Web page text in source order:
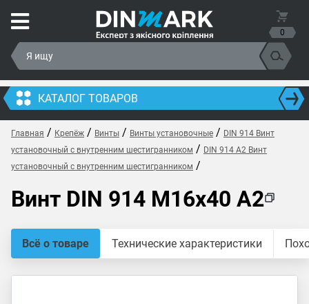
0
КАТАЛОГ ТОВАРОВ
Главная / Крепёж / Винты / Винты установочные / DIN 914 Винт
установочный с внутренним шестигранником / DIN 914 A2 Винт
установочный с внутренним шестигранником /
Винт DIN 914 M16x40 A2
Всё о товаре Технические характеристики